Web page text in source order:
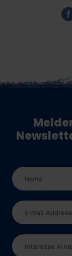
Interesse in